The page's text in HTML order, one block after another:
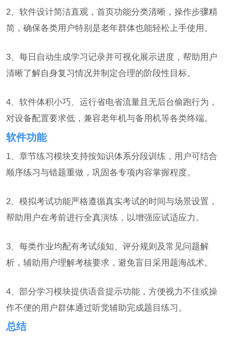
2、软件设计简洁直观，首页功能分类清晰，操作步骤精
简，确保各类用户特别是老年群体也能轻松上手使用。
3、每日自动生成学习记录并可视化展示进度，帮助用户
清晰了解自身复习情况并制定合理的阶段性目标。
4、软件体积小巧、运行省电省流量且无后台偷跑行为，
对设备配置要求低，兼容老年机与备用机等各类终端。
软件功能
1、章节练习模块支持按知识体系分段训练，用户可结合
顺序练习与错题重做，巩固各专项内容掌握程度。
2、模拟考试功能严格遵循真实考试的时间与场景设置，
帮助用户在考前进行全真演练，以增强应试适应力。
3、每类作业均配有考试须知、评分规则及常见问题解
析，辅助用户理解考核要求，避免盲目采用题海战术。
4、部分学习模块提供语音提示功能，方便视力不佳或操
作不便的用户群体通过听觉辅助完成题目练习。
总结